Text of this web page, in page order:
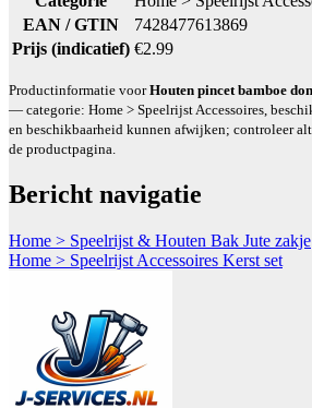
EAN / GTIN
7428477613869
Prijs (indicatief) €2.99
Productinformatie voorHouten pincet bamboe
— categorie: Home > Speelrijst Accessoires,
en beschikbaarheid kunnen afwijken; controleer
de productpagina.
Bericht navigatie
Home > Speelrijst & Houten Bak Jute zakje
Home > Speelrijst Accessoires Kerst set